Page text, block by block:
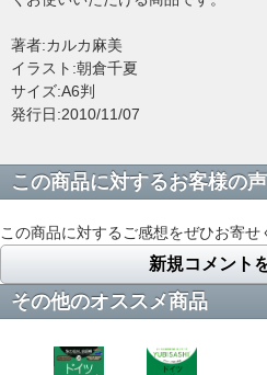
著者:カルカ麻美
イラスト:朝倉千夏
サイズ:A6判
発行日:2010/11/07
この商品に対するお客様の声
この商品に対するご感想をぜひお寄せ
新規コメント
その他のオススメ商品